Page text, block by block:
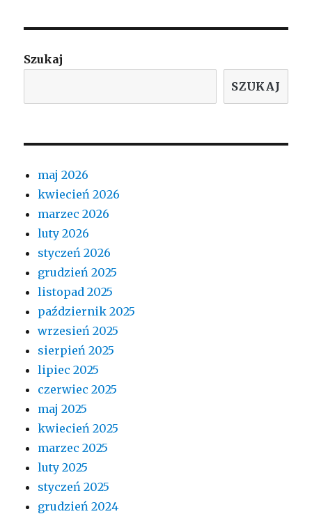
Szukaj
SZUKAJ
maj 2026
kwiecień 2026
marzec 2026
luty 2026
styczeń 2026
grudzień 2025
listopad 2025
październik 2025
wrzesień 2025
sierpień 2025
lipiec 2025
czerwiec 2025
maj 2025
kwiecień 2025
marzec 2025
luty 2025
styczeń 2025
grudzień 2024